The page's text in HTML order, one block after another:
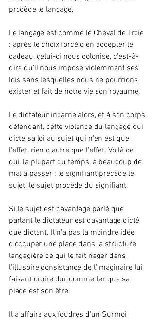
procède le langage.
Le langage est comme le Cheval de Troie
: après le choix forcé d'en accepter le
cadeau, celui-ci nous colonise, c'est-à-
dire qu'il nous impose violemment ses
lois sans lesquelles nous ne pourrions
exister et fait de notre vie son royaume.
Le dictateur incarne alors, et à son corps
défendant, cette violence du langage qui
dicte sa loi au sujet qui n'en est que
l'effet, rien d'autre que l'effet. Voilà ce
qui, la plupart du temps, à beaucoup de
mal à passer : le signifiant précède le
sujet, le sujet procède du signifiant.
Si le sujet est davantage parlé que
parlant le dictateur est davantage dicté
que dictant. Il n'a pas la moindre idée
d'occuper une place dans la structure
langagière ce qui le fait nager dans
l'illusoire consistance de l'Imaginaire lui
faisant croire dur comme fer que sa
place est son être.
Il a affaire aux foudres d'un Surmoi